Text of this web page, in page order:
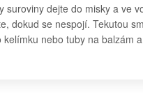
suroviny dejte do misky a ve
dokud se nespojí. Tekutou
kelímku nebo tuby na balzám